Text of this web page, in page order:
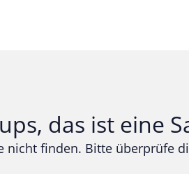
Gesundheit & Beauty
Mobilfunk & Internet
das ist eine
finden. Bitte überprüfe